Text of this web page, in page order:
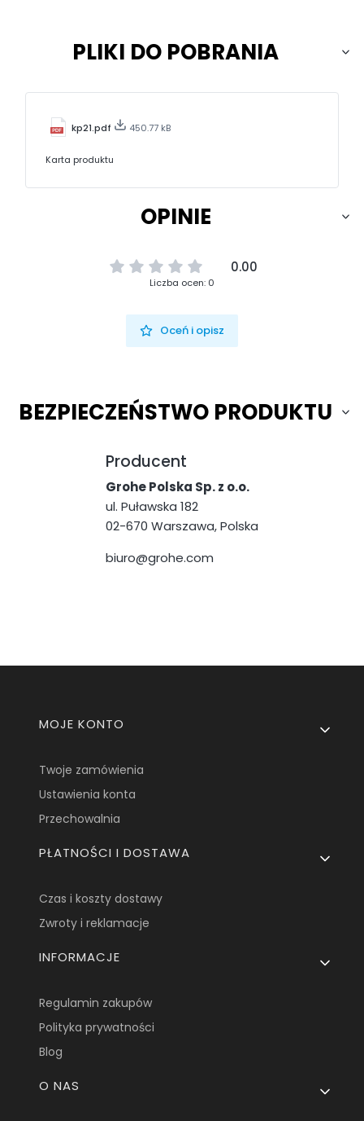
PLIKI DO POBRANIA
kp21.pdf 450.77 kB
Karta produktu
OPINIE
0.00
Liczba ocen: 0
Oceń i opisz
BEZPIECZEŃSTWO PRODUKTU
Producent
Grohe Polska Sp. z o.o.
ul. Puławska 182
02-670 Warszawa, Polska
biuro@grohe.com
Linki w stopce
MOJE KONTO
Twoje zamówienia
Ustawienia konta
Przechowalnia
PŁATNOŚCI I DOSTAWA
Czas i koszty dostawy
Zwroty i reklamacje
INFORMACJE
Regulamin zakupów
Polityka prywatności
Blog
O NAS